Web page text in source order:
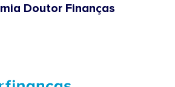
Doutor Finanças